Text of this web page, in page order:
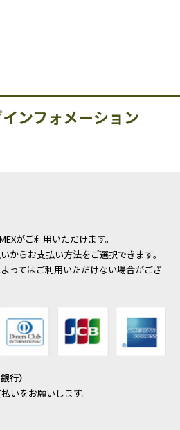
ンフォメーション
がご利用いただけます。
からお支払い方法をご選択できます。
ってはご利用いただけない場合がござ
行）
いをお願いします。